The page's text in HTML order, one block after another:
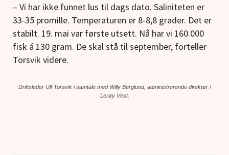
– Vi har ikke funnet lus til dags dato. Saliniteten er
33-35 promille. Temperaturen er 8-8,8 grader. Det er
stabilt. 19. mai var første utsett. Nå har vi 160.000
fisk á 130 gram. De skal stå til september, forteller
Torsvik videre.
Driftsleder Ulf Torsvik i samtale med Willy Berglund, administrerende direktør i
Lerøy Vest.